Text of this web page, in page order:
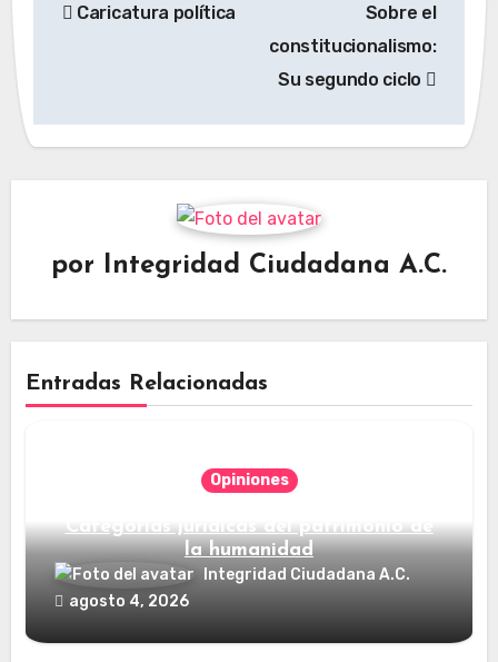
Caricatura política
Sobre el
constitucionalismo:
Su segundo ciclo
por Integridad Ciudadana A.C.
Entradas Relacionadas
Opiniones
Categorías jurídicas del patrimonio de
la humanidad
Integridad Ciudadana A.C.
agosto 4, 2026